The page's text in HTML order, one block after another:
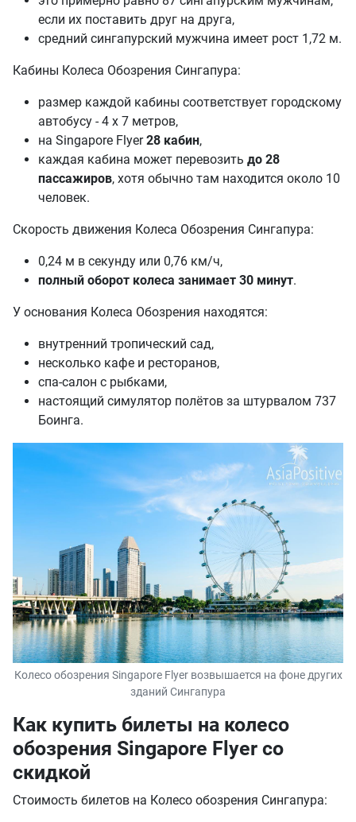
если их поставить друг на друга,
средний сингапурский мужчина имеет рост 1,72 м.
Кабины Колеса Обозрения Сингапура:
размер каждой кабины соответствует городскому
автобусу - 4 х 7 метров,
на Singapore Flyer28 кабин,
каждая кабина может перевозить до 28
пассажиров, хотя обычно там находится около 10
человек.
Скорость движения Колеса Обозрения Сингапура:
0,24 м в секунду или 0,76 км/ч,
полный оборот колеса занимает 30 минут.
У основания Колеса Обозрения находятся:
внутренний тропический сад,
несколько кафе и ресторанов,
спа-салон с рыбками,
настоящий симулятор полётов за штурвалом 737
Боинга.
Колесо обозрения Singapore Flyer возвышается на фоне других
зданий Сингапура
Как купить билеты на колесо
обозрения Singapore Flyer со
скидкой
Стоимость билетов на Колесо обозрения Сингапура: